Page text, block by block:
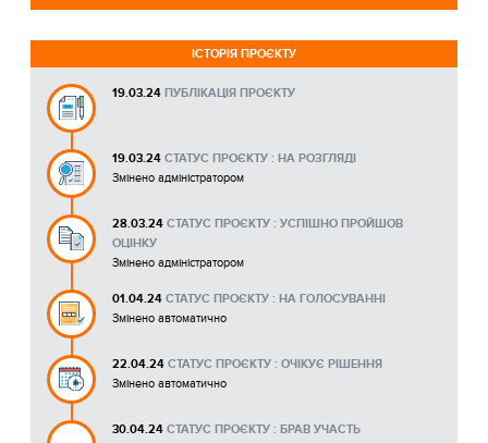
ІСТОРІЯ ПРОЄКТУ
19.03.24 ПУБЛІКАЦІЯ ПРОЄКТУ
19.03.24 СТАТУС ПРОЄКТУ : НА РОЗГЛЯДІ
Змінено адміністратором
28.03.24 СТАТУС ПРОЄКТУ : УСПІШНО ПРОЙШОВ
ОЦІНКУ
Змінено адміністратором
01.04.24 СТАТУС ПРОЄКТУ : НА ГОЛОСУВАННІ
Змінено автоматично
22.04.24 СТАТУС ПРОЄКТУ : ОЧІКУЄ РІШЕННЯ
Змінено автоматично
30.04.24 СТАТУС ПРОЄКТУ : БРАВ УЧАСТЬ